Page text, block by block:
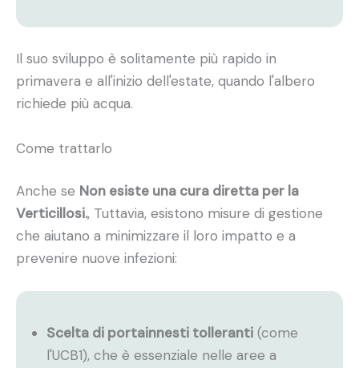
Il suo sviluppo è solitamente più rapido in
primavera e all'inizio dell'estate, quando l'albero
richiede più acqua.
Come trattarlo
Anche se Non esiste una cura diretta per la
Verticillosi., Tuttavia, esistono misure di gestione
che aiutano a minimizzare il loro impatto e a
prevenire nuove infezioni:
Scelta di portainnesti tolleranti (come
l'UCB1), che è essenziale nelle aree a